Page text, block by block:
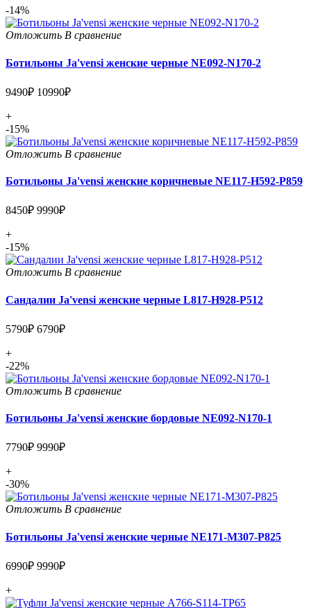
-14%
Отложить В сравнение
Ботильоны Ja'vensi женские черные NE092-N170-2
9490₽ 10990₽
+
-15%
Отложить В сравнение
Ботильоны Ja'vensi женские коричневые NE117-H592-P859
8450₽ 9990₽
+
-15%
Отложить В сравнение
Сандалии Ja'vensi женские черные L817-H928-P512
5790₽ 6790₽
+
-22%
Отложить В сравнение
Ботильоны Ja'vensi женские бордовые NE092-N170-1
7790₽ 9990₽
+
-30%
Отложить В сравнение
Ботильоны Ja'vensi женские черные NE171-M307-P825
6990₽ 9990₽
+